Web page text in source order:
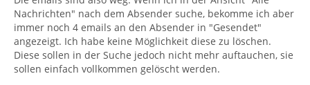
Nachrichten" nach dem Absender suche, bekomme ich aber
immer noch 4 emails an den Absender in "Gesendet"
angezeigt. Ich habe keine Möglichkeit diese zu löschen.
Diese sollen in der Suche jedoch nicht mehr auftauchen, sie
sollen einfach vollkommen gelöscht werden.